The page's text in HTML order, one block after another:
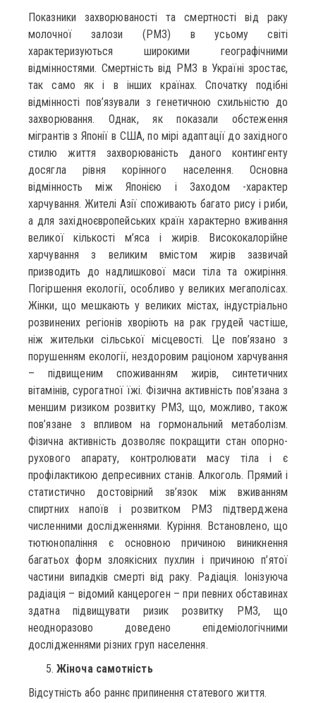
Показники захворюваності та смертності від раку
молочної залози (РМЗ) в усьому світі
характеризуються широкими географічними
відмінностями. Смертність від РМЗ в Україні зростає,
так само як і в інших країнах. Спочатку подібні
відмінності пов’язували з генетичною схильністю до
захворю­вання. Однак, як показали обстеження
мігрантів з Японії в США, по мірі адаптації до західного
стилю життя захворюваність даного контингенту
досягла рівня корінного населення. Основна
відмінность між Японією і Заходом -характер
харчування. Жителі Азії споживають багато рису і риби,
а для західноєвропейських країн характерно вживання
великої кількості м’яса і жирів. Висококалорійне
харчування з великим вмістом жирів зазвичай
призводить до надлишкової маси тіла та ожиріння.
Погіршення екології, особливо у великих мегаполісах.
Жінки, що мешкають у великих містах, індустріально
розвинених регіонів хворіють на рак грудей частіше,
ніж жительки сільської місцевості. Це пов’язано з
порушенням екології, нездоровим раціоном харчування
– підвищеним споживанням жирів, синтетичних
вітамінів, сурогатної їжі. Фізична активність пов’язана з
меншим ризиком розвитку РМЗ, що, можливо, також
пов’язане з впливом на гормональний метаболізм.
Фізична активність дозволяє покращити стан опорно-
рухового апарату, контролювати масу тіла і є
профілактикою депресивних станів. Алкоголь. Прямий і
статистично достовірний зв’язок між вживанням
спиртних напоїв і розвитком РМЗ підтверджена
численними дослідженнями. Куріння. Встановлено, що
тютюнопаління є основною причиною виникнення
багатьох форм злоякісних пухлин і причиною п’ятої
частини випадків смерті від раку. Радіація. Іонізуюча
радіація – відомий канцероген – при певних обставинах
здатна підвищувати ризик розвитку РМЗ, що
неодноразово доведено епідеміологічними
дослідженнями різних груп населення.
Жіноча самотність
Відсутність або раннє припинення статевого життя.